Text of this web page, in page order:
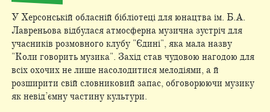
У Херсонській обласній бібліотеці для юнацтва ім. Б.А.
Лавреньова відбулася атмосферна музична зустріч для
учасників розмовного клубу "Єдині", яка мала назву
"Коли говорить музика". Захід став чудовою нагодою для
всіх охочих не лише насолодитися мелодіями, а й
розширити свій словниковий запас, обговорюючи музику
як невід’ємну частину культури.